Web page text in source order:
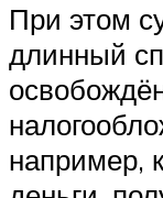
При этом
длинный
например,